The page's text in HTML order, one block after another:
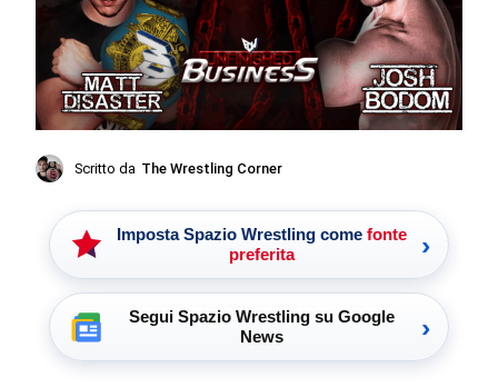
Scritto da The Wrestling Corner
Imposta Spazio Wrestling come fonte
preferita
›
Segui Spazio Wrestling su Google
News
›